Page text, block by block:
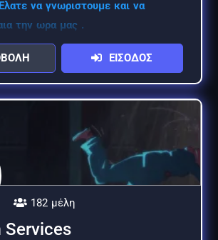
να γνωριστουμε και να
την ωρα μας .
ΕΙΣΟΔΟΣ
182 μέλη
Services